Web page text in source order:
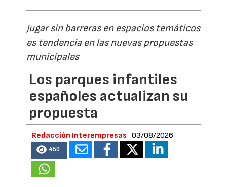
Jugar sin barreras en espacios temáticos
es tendencia en las nuevas propuestas
municipales
Los parques infantiles
españoles actualizan su
propuesta
Redacción Interempresas 03/08/2026
450